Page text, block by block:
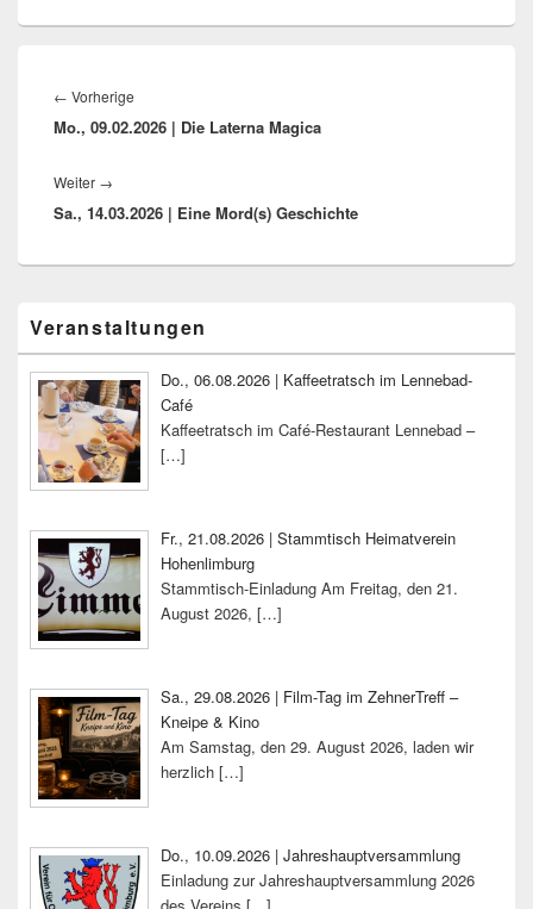
← Vorherige
Beitrag:
Mo., 09.02.2026 | Die Laterna Magica
Weiter →
Beitrag:
Sa., 14.03.2026 | Eine Mord(s) Geschichte
Seitenleisten-
Widgetbereich
Veranstaltungen
Do., 06.08.2026 | Kaffeetratsch im Lennebad-
Café
Kaffeetratsch im Café-Restaurant Lennebad –
[…]
Fr., 21.08.2026 | Stammtisch Heimatverein
Hohenlimburg
Stammtisch-Einladung Am Freitag, den 21.
August 2026, […]
Sa., 29.08.2026 | Film-Tag im ZehnerTreff –
Kneipe & Kino
Am Samstag, den 29. August 2026, laden wir
herzlich […]
Do., 10.09.2026 | Jahreshauptversammlung
Einladung zur Jahreshauptversammlung 2026